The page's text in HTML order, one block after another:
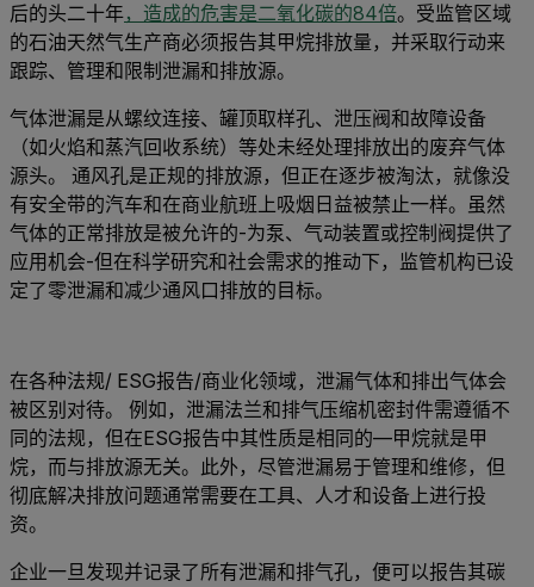
后的头二十年，造成的危害是二氧化碳的84倍。受监管区域
的石油天然气生产商必须报告其甲烷排放量，并采取行动来
跟踪、管理和限制泄漏和排放源。
气体泄漏是从螺纹连接、罐顶取样孔、泄压阀和故障设备
（如火焰和蒸汽回收系统）等处未经处理排放出的废弃气体
源头。 通风孔是正规的排放源，但正在逐步被淘汰，就像没
有安全带的汽车和在商业航班上吸烟日益被禁止一样。虽然
气体的正常排放是被允许的-为泵、气动装置或控制阀提供了
应用机会-但在科学研究和社会需求的推动下，监管机构已设
定了零泄漏和减少通风口排放的目标。
在各种法规/ ESG报告/商业化领域，泄漏气体和排出气体会
被区别对待。 例如，泄漏法兰和排气压缩机密封件需遵循不
同的法规，但在ESG报告中其性质是相同的—甲烷就是甲
烷，而与排放源无关。此外，尽管泄漏易于管理和维修，但
彻底解决排放问题通常需要在工具、人才和设备上进行投
资。
企业一旦发现并记录了所有泄漏和排气孔，便可以报告其碳